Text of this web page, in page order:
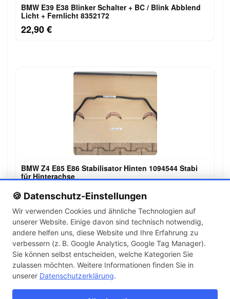
🍪 Datenschutz-Einstellungen
Wir verwenden Cookies und ähnliche Technologien auf
unserer Website. Einige davon sind technisch notwendig,
andere helfen uns, diese Website und Ihre Erfahrung zu
verbessern (z. B. Google Analytics, Google Tag Manager).
Sie können selbst entscheiden, welche Kategorien Sie
zulassen möchten. Weitere Informationen finden Sie in
unserer Datenschutzerklärung.
BMW E39 E38 Blinker Schalter + BC / Blink Abblend
Licht + Fernlicht 8352172
22,90 €
BMW Z4 E85 E86 Stabilisator Hinten 1094544 Stabi
für Hinterachse
69,00 €
← 1 2 3 … 142 →
Artikel pro Seite